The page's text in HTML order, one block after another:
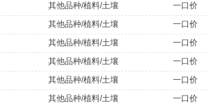
其他品种/植料/土壤 一口价
其他品种/植料/土壤 一口价
其他品种/植料/土壤 一口价
其他品种/植料/土壤 一口价
其他品种/植料/土壤 一口价
其他品种/植料/土壤 一口价